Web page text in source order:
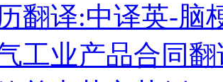
翻译:中译英-脑
工业产品合同